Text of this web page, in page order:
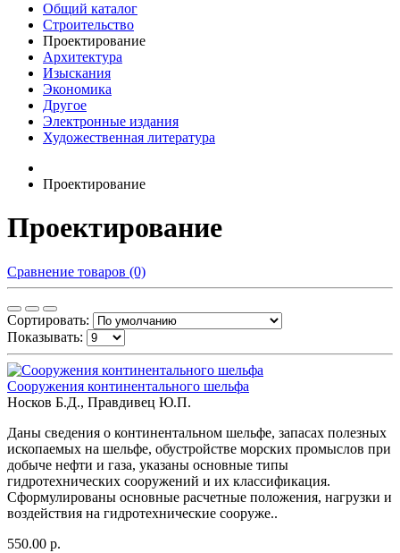
Общий каталог
Строительство
Проектирование
Архитектура
Изыскания
Экономика
Другое
Электронные издания
Художественная литература
Проектирование
Проектирование
Сравнение товаров (0)
Сортировать:
Показывать:
Сооружения континентального шельфа
Носков Б.Д., Правдивец Ю.П.
Даны сведения о континентальном шельфе, запасах полезных
ископаемых на шельфе, обустройстве морских промыслов при
добыче нефти и газа, указаны основные типы
гидротехнических сооружений и их классификация.
Сформулированы основные расчетные положения, нагрузки и
воздействия на гидротехнические сооруже..
550.00 р.